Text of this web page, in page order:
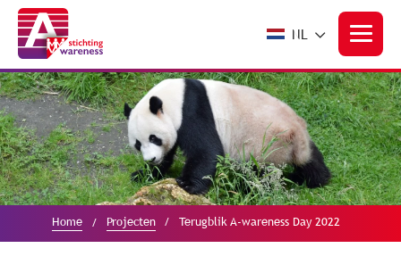
NL
Home Projecten Terugblik A-wareness Day 2022